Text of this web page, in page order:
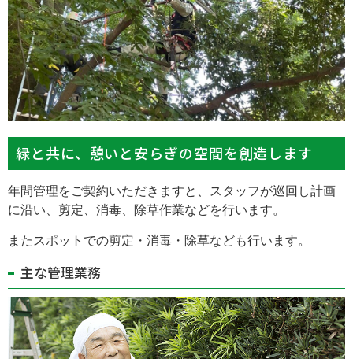
緑と共に、憩いと安らぎの空間を創造します
年間管理をご契約いただきますと、スタッフが巡回し計画
に沿い、剪定、消毒、除草作業などを行います。
またスポットでの剪定・消毒・除草なども行います。
主な管理業務